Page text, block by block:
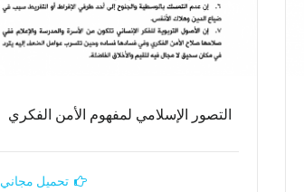
التصور الإسلامي لمفهوم الأمن الفكري
تحميل مجاني